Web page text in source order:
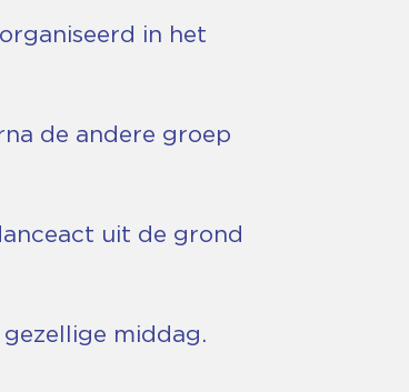
in het
de andere groep
uit de grond
middag.